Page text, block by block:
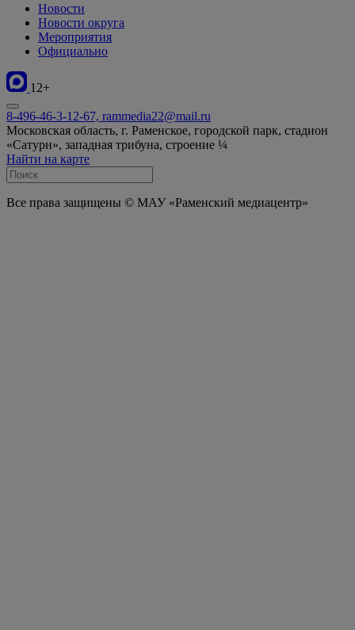
Новости
Новости округа
Мероприятия
Официально
12+
8-496-46-3-12-67, rammedia22@mail.ru
Московская область, г. Раменское, городской парк, стадион
«Сатурн», западная трибуна, строение ¼
Найти на карте
Все права защищены © МАУ «Раменский медиацентр»